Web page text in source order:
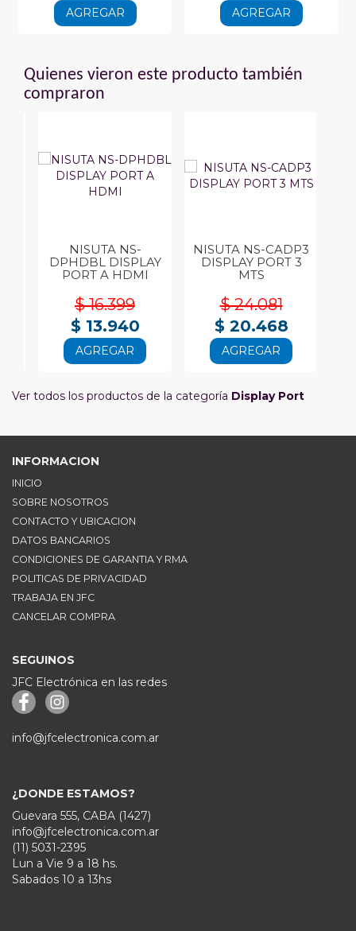
AGREGAR AGREGAR
Quienes vieron este producto también
compraron
NISUTA NS-
DPHDBL DISPLAY
PORT A HDMI
$ 16.399
$ 13.940
AGREGAR
NISUTA NS-CADP3
DISPLAY PORT 3
MTS
$ 24.081
$ 20.468
AGREGAR
Ver todos los productos de la categoría Display Port
INFORMACION
INICIO
SOBRE NOSOTROS
CONTACTO Y UBICACION
DATOS BANCARIOS
CONDICIONES DE GARANTIA Y RMA
POLITICAS DE PRIVACIDAD
TRABAJA EN JFC
CANCELAR COMPRA
SEGUINOS
JFC Electrónica en las redes
info@jfcelectronica.com.ar
¿DONDE ESTAMOS?
Guevara 555, CABA (1427)
info@jfcelectronica.com.ar
(11) 5031-2395
Lun a Vie 9 a 18 hs.
Sabados 10 a 13hs